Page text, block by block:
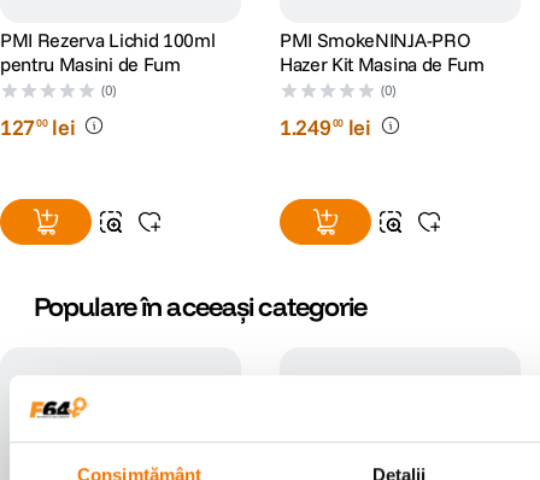
Consimțământ Detalii
PMI Rezerva Lichid 100ml
pentru Masini de Fum
(0)
12700 lei
PMI SmokeNINJA-PRO
Hazer Kit Masina de Fum
(0)
1.24900 lei
Populare în aceeași categorie